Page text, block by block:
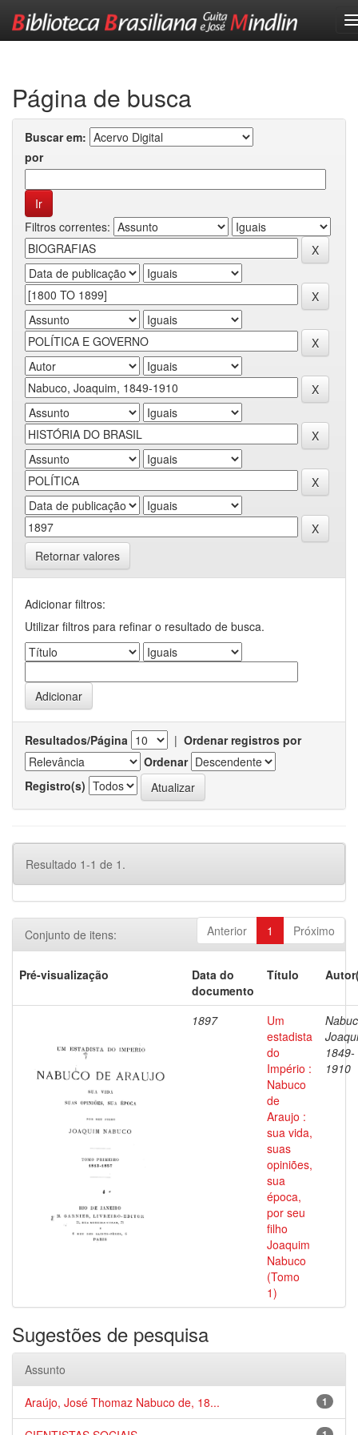
Página de busca
Buscar em:
por
Filtros correntes:
Retornar valores
Adicionar filtros:
Utilizar filtros para refinar o resultado de busca.
Resultados/Página | Ordenar registros por
Ordenar
Registro(s)
Resultado 1-1 de 1.
Anterior 1 Próximo
Conjunto de itens:
Pré-visualização
Data do
documento
Título
1897
Um
estadista
do
Império :
Nabuco
de
Araujo :
sua vida,
suas
opiniões,
sua
época,
por seu
filho
Joaquim
Nabuco
(Tomo
1)
1849-
1910
Sugestões de pesquisa
Assunto
1
Araújo, José Thomaz Nabuco de, 18...